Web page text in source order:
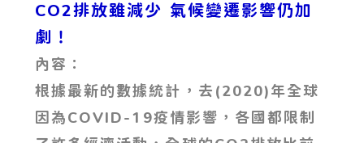
CO2排放雖減少 氣候變遷影響仍加
劇！
內容：
根據最新的數據統計，去(2020)年全球
因為COVID-19疫情影響，各國都限制